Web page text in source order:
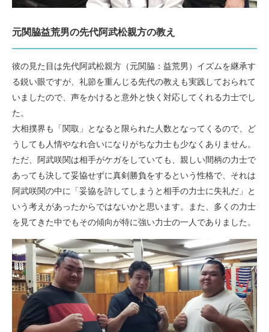
元関脇益荒男の先代阿武松親方の教え
彼の見た目は先代阿武松親方（元関脇：益荒男）イズムを継承す
る鋭い眼ですが、礼節を重んじる先代の教えも実践しておられて
いましたので、声をかけると意外と快く対応してくれる力士でし
た。
大相撲界も「関取」となると限られた人数となってくるので、ど
うしても人情やなれ合いになりがちな力士も少なくありません。
ただ、阿武咲関は相手がケガをしていても、親しい間柄の力士で
あっても決して妥協せずに真剣勝負をするという性格で、それは
阿武咲関の中に「妥協を許してしまうと相手の力士に失礼だ」と
いう考えがあったからではないかと思います。また、多くの力士
を見てきた中でもその傾向が特に強い力士の一人でありました。